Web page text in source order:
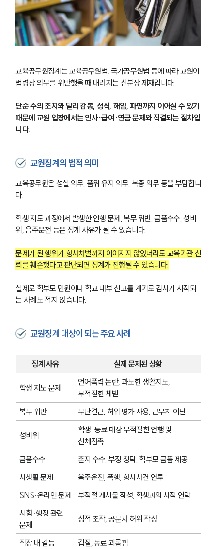
교육공무원징계는 교육공무원법, 국가공무원법 등에 따라 교원이
법령상 의무를 위반했을 때 내려지는 신분상 제재입니다.
단순 주의 조치와 달리 감봉, 정직, 해임, 파면까지 이어질 수 있기
때문에 교원 입장에서는 인사·급여·연금 문제와 직결되는 절차입
니다.
교원징계의 법적 의미
교육공무원은 성실 의무, 품위 유지 의무, 복종 의무 등을 부담합니
다.
학생 지도 과정에서 발생한 언행 문제, 복무 위반, 금품수수, 성비
위, 음주운전 등은 징계 사유가 될 수 있습니다.
문제가 된 행위가 형사처벌까지 이어지지 않았더라도 교육기관 신
뢰를 훼손했다고 판단되면 징계가 진행될 수 있습니다.
실제로 학부모 민원이나 학교 내부 신고를 계기로 감사가 시작되
는 사례도 적지 않습니다.
교원징계 대상이 되는 주요 사례
징계 사유 실제 문제된 상황
학생 지도 문제
언어폭력 논란, 과도한 생활지도,
부적절한 체벌
복무 위반
무단결근, 허위 병가 사용, 근무지 이탈
성비위
학생·동료 대상 부적절한 언행 및
신체접촉
금품수수
촌지 수수, 부정 청탁, 학부모 금품 제공
사생활 문제
음주운전, 폭행, 형사사건 연루
SNS·온라인 문제
부적절 게시물 작성, 학생과의 사적 연락
시험·행정 관련
문제
성적 조작, 공문서 허위 작성
직장 내 갈등 갑질, 동료 괴롭힘